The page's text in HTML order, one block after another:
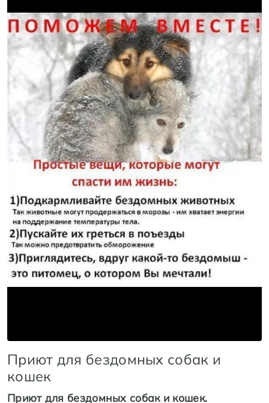
Приют для бездомных собак и
кошек
Приют для бездомных собак и кошек.